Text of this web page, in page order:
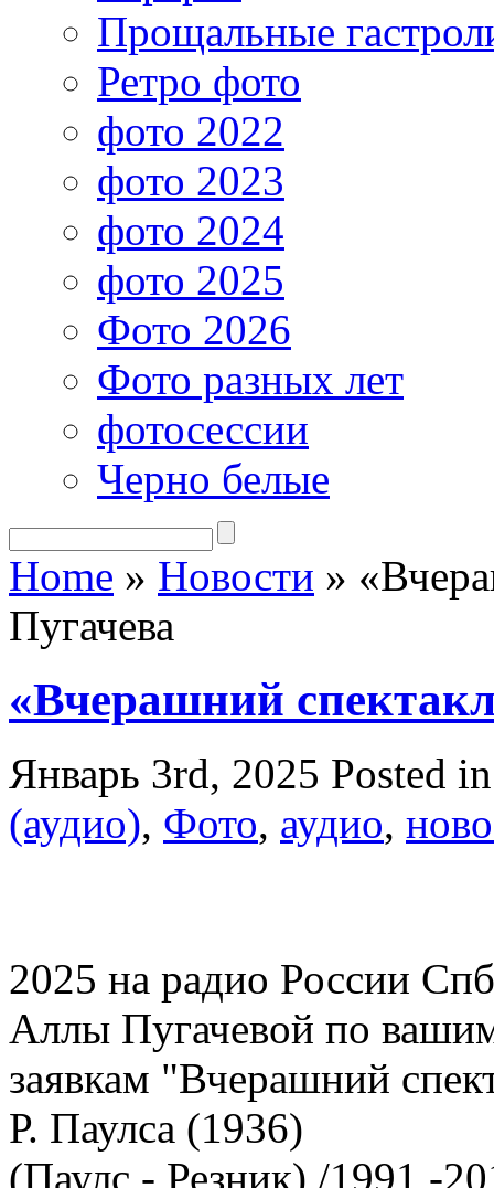
Прощальные
Ретро фото
фото 2022
фото 2023
фото 2024
фото 2025
Фото 2026
Фото разных лет
фотосессии
Черно белые
Home » Новости »
Пугачева
«Вчерашний
Январь 3rd, 2025 Posted
(аудио), Фото, аудио,
2025 на радио России
Аллы Пугачевой по
заявкам "Вчерашний
Р. Паулса (1936)
(Паулс - Резник) /1991 -